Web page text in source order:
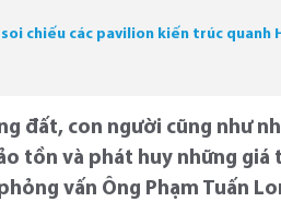
chiếu các pavilion kiến trúc quanh
đất, con người cũng như
tồn và phát huy những giá
vấn Ông Phạm Tuấn